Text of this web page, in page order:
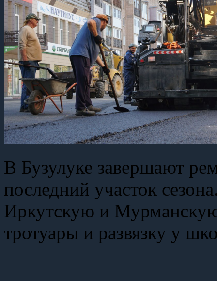
В Бузулуке завершают
последний участок
Иркутскую и
тротуары и развязку у